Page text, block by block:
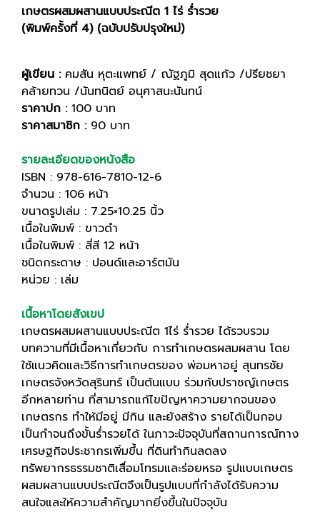
เกษตรผสมผสานแบบประณีต 1 ไร่ ร่ำรวย
(พิมพ์ครั้งที่ 4) (ฉบับปรับปรุงใหม่)
ผู้เขียน :คมสัน หุตะแพทย์ / ณัฐภูมิ สุดแก้ว /ปรียชยา
คล้ายทวน /นันทนิตย์ อนุศาสนะนันทน์
ราคาปก :100 บาท
ราคาสมาชิก :90 บาท
รายละเอียดของหนังสือ
ISBN : 978-616-7810-12-6
จำนวน : 106 หน้า
ขนาดรูปเล่ม : 7.25×10.25 นิ้ว
เนื้อในพิมพ์ : ขาวดำ
เนื้อในพิมพ์ : สี่สี 12 หน้า
ชนิดกระดาษ : ปอนด์และอาร์ตมัน
หน่วย : เล่ม
เนื้อหาโดยสังเขป
เกษตรผสมผสานแบบประณีต 1ไร่ ร่ำรวย ได้รวบรวม
บทความที่มีเนื้อหาเกี่ยวกับ การทำเกษตรผสมผสาน โดย
ใช้แนวคิดและวิธีการทำเกษตรของ พ่อมหาอยู่ สุนทรชัย
เกษตรจังหวัดสุรินทร์ เป็นต้นแบบ ร่วมกับปราชญ์เกษตร
อีกหลายท่าน ที่สามารถแก้ไขปัญหาความยากจนของ
เกษตรกร ทำให้มีอยู่ มีกิน และยังสร้าง รายได้เป็นกอบ
เป็นกำจนถึงขั้นร่ำรวยได้ ในภาวะปัจจุบันที่สถานการณ์ทาง
เศรษฐกิจประชากรเพิ่มขึ้น ที่ดินทำกินลดลง
ทรัพยากรธรรมชาติเสื่อมโทรมและร่อยหรอ รูปแบบเกษตร
ผสมผสานแบบประณีตจึงเป็นรูปแบบที่กำลังได้รับความ
สนใจและให้ความสำคัญมากยิ่งขึ้นในปัจจุบัน